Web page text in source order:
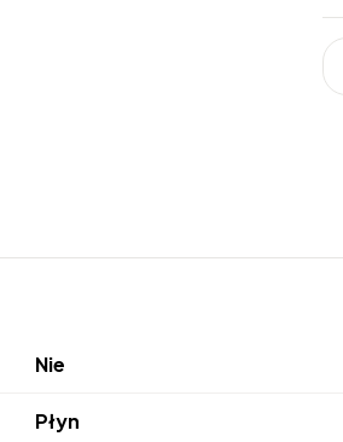
Nie
Płyn